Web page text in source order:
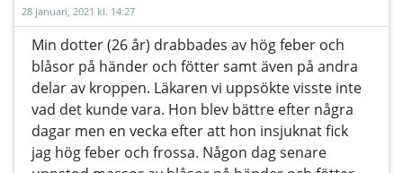
28 januari, 2021 kl. 14:27
Min dotter (26 år) drabbades av hög feber och
blåsor på händer och fötter samt även på andra
delar av kroppen. Läkaren vi uppsökte visste inte
vad det kunde vara. Hon blev bättre efter några
dagar men en vecka efter att hon insjuknat fick
jag hög feber och frossa. Någon dag senare